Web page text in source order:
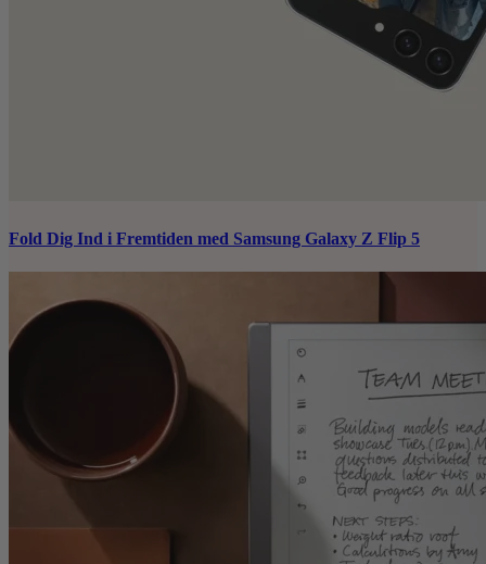
Fold Dig Ind i Fremtiden med Samsung Galaxy Z Flip 5